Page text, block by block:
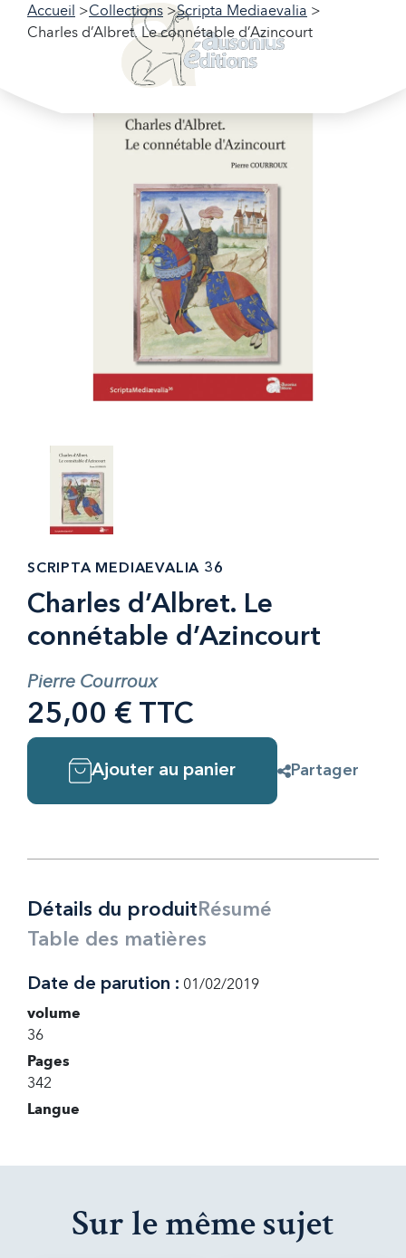
Accueil Collections
Scripta Mediaevalia
Charles d’Albret. Le connétable d’Azincourt
SCRIPTA MEDIAEVALIA 36
Charles d’Albret. Le
connétable d’Azincourt
Pierre Courroux
25,00 € TTC
Ajouter au panier Partager
Détails du produit Résumé
Table des matières
Date de parution : 01/02/2019
volume
36
Pages
342
Langue
Sur le même sujet